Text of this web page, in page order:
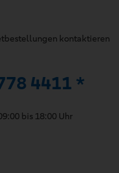
kontaktieren
4411 *
bis 18:00 Uhr